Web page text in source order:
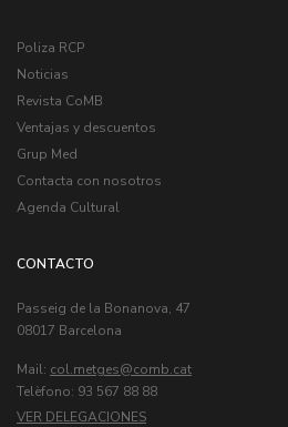
Poliza RCP
Noticias
Revista CoMB
Ventajas y descuentos
Grup Med
Contacta con nosotros
Agenda Cultural
CONTACTO
Passeig de la Bonanova, 47
08017 Barcelona
Mail: col.metges
Telèfono: 93 567 88 88
VER DELEGACIONES